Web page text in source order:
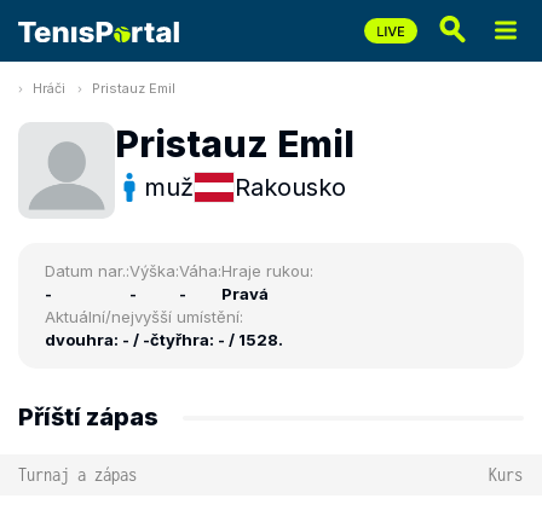
Hráči Pristauz Emil
Pristauz Emil
muž Rakousko
Datum nar.:
-
Výška:
-
Váha:
-
Hraje rukou:
Pravá
Aktuální/nejvyšší umístění:
dvouhra: - / -čtyřhra: - / 1528.
Příští zápas
Turnaj a zápas Kurs